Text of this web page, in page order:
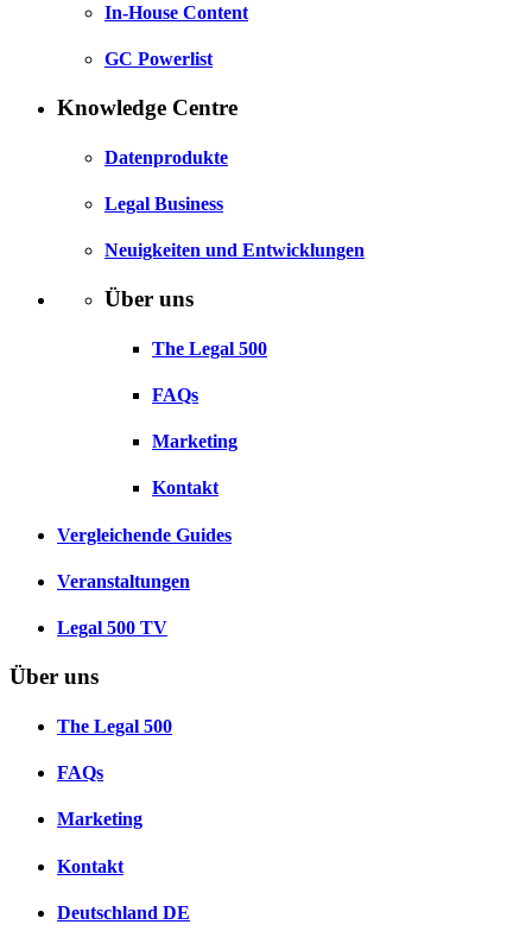
In-House Content
GC Powerlist
Knowledge Centre
Datenprodukte
Legal Business
Neuigkeiten und Entwicklungen
Über uns
The Legal 500
FAQs
Marketing
Kontakt
Vergleichende Guides
Veranstaltungen
Legal 500 TV
Über uns
The Legal 500
FAQs
Marketing
Kontakt
Deutschland DE